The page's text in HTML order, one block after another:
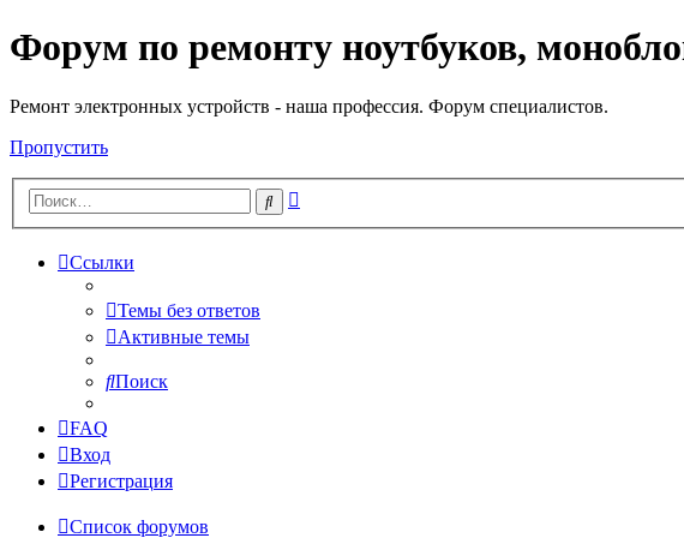
Регистрация
Форум по ремонту ноутбуков,
Ремонт электронных устройств - наша профессия. Форум специалистов.
Пропустить
Поиск
Ссылки
Темы без ответов
Активные темы
Поиск
FAQ
Вход
Регистрация
Список форумов